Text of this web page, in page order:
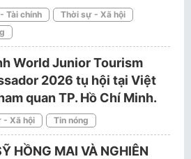
Tài chính
Thời sự - Xã hội
World Junior Tourism
2026 tụ hội tại Việt
quan TP. Hồ Chí Minh.
- Xã hội Tin nóng
HỒNG MAI VÀ NGHIÊN